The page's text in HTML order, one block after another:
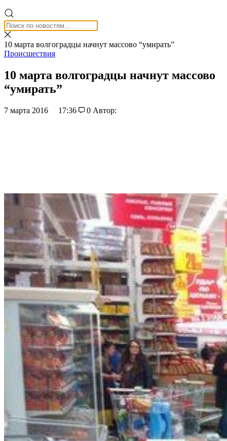
10 марта волгоградцы начнут массово “умирать”
Происшествия
10 марта волгоградцы начнут массово
“умирать”
7 марта 2016 17:36 0 Автор: